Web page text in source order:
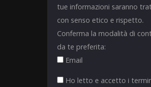
tue informazioni saranno
con senso etico e rispetto.
Conferma la modalità di
da te preferita:
Email
Ho letto e accetto i